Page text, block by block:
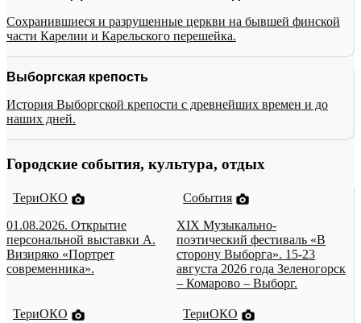
Сохранившиеся и разрушенные церкви на бывшей финской
части Карелии и Карельского перешейка.
Выборгская крепость
История Выборгской крепости с древнейших времен и до
наших дней.
Городские события, культура, отдых
ТериОКО
01.08.2026. Открытие
персональной выставки А.
Визиряко «Портрет
современника».
События
XIX Музыкально-
поэтический фестиваль «В
сторону Выборга». 15-23
августа 2026 года Зеленогорск
– Комарово – Выборг.
ТериОКО
ТериОКО